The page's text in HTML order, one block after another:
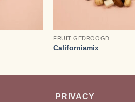
FRUIT GEDROOGD
Californiamix
PRIVACY